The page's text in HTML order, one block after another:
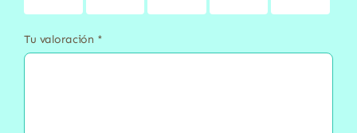
Tu valoración *